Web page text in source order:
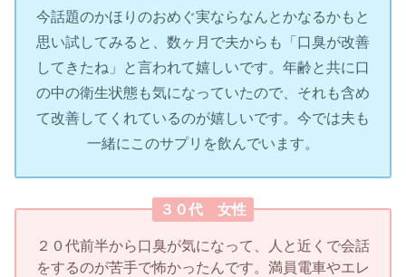
今話題のかほりのおめぐ実ならなんとかなるかもと
思い試してみると、数ヶ月で夫からも「口臭が改善
してきたね」と言われて嬉しいです。年齢と共に口
の中の衛生状態も気になっていたので、それも含め
て改善してくれているのが嬉しいです。今では夫も
一緒にこのサプリを飲んでいます。
３０代 女性
２０代前半から口臭が気になって、人と近くで会話
をするのが苦手で怖かったんです。満員電車やエレ